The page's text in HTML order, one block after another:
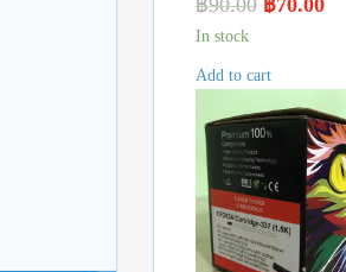
In stock
Add to cart